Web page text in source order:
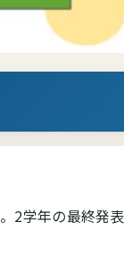
2学年の最終発